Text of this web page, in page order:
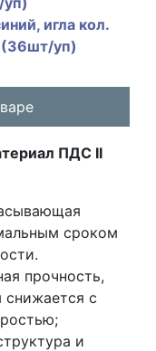
игла кол.
(36шт/уп)
ПДС II
сроком
прочность,
снижается с
и